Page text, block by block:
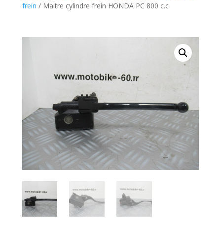
frein / Maitre cylindre frein HONDA PC 800 c.c